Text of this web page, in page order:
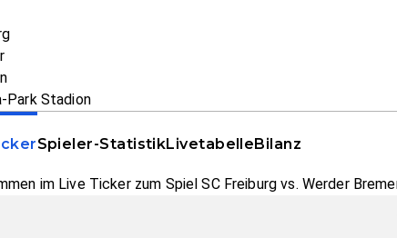
Park Stadion
Spieler-StatistikLivetabelleBilanz
im Live Ticker zum Spiel SC Freiburg vs. Werder